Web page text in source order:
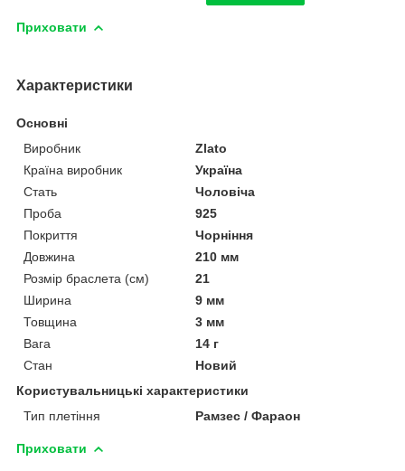
Приховати
Характеристики
Основні
Виробник
Zlato
Країна виробник
Україна
Стать
Чоловіча
Проба
925
Покриття
Чорніння
Довжина
210 мм
Розмір браслета (см)
21
Ширина
9 мм
Товщина
3 мм
Вага
14 г
Стан
Новий
Користувальницькі характеристики
Тип плетіння
Рамзес / Фараон
Приховати